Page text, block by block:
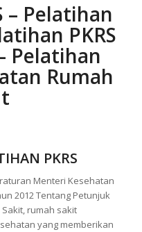
– Pelatihan
PKRS
Pelatihan
Rumah
PKRS
Menteri Kesehatan
2012 Tentang Petunjuk
rumah sakit
yang memberikan